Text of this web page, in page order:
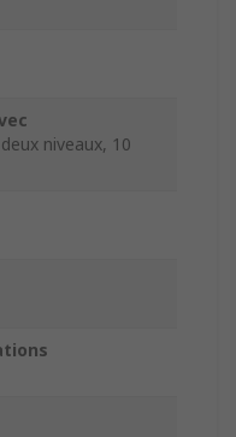
niveaux, 10